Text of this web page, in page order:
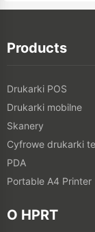
Products
Drukarki POS
Drukarki mobilne
Skanery
Cyfrowe drukarki
PDA
Portable A4 Printer
O HPRT